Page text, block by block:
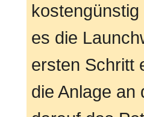
es die
ersten Schritt
die Anlage an